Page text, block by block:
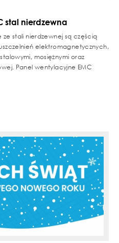
stal nierdzewna
stali nierdzewnej są częścią
elektromagnetycznych,
mosiężnymi oraz
Panel wentylacyjne EMC